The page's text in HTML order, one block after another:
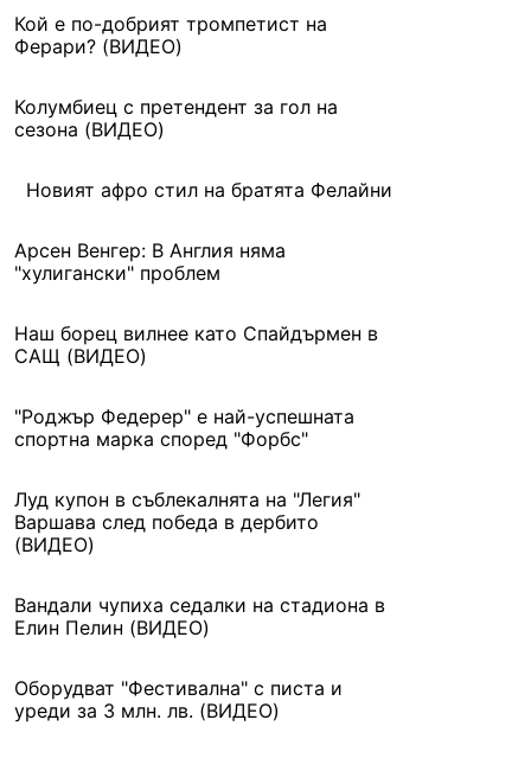
Кой е по-добрият тромпетист на
Ферари? (ВИДЕО)
Колумбиец с претендент за гол на
сезона (ВИДЕО)
Новият афро стил на братята Фелайни
Арсен Венгер: В Англия няма
"хулигански" проблем
Наш борец вилнее като Спайдърмен в
САЩ (ВИДЕО)
"Роджър Федерер" е най-успешната
спортна марка според "Форбс"
Луд купон в съблекалнята на "Легия"
Варшава след победа в дербито
(ВИДЕО)
Вандали чупиха седалки на стадиона в
Елин Пелин (ВИДЕО)
Оборудват "Фестивална" с писта и
уреди за 3 млн. лв. (ВИДЕО)